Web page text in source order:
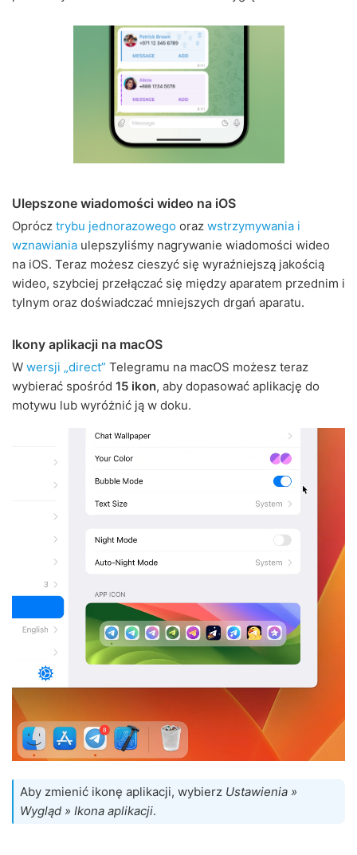
Ulepszone wiadomości wideo na iOS
Oprócz trybu jednorazowego oraz wstrzymywania i
wznawiania ulepszyliśmy nagrywanie wiadomości wideo
na iOS. Teraz możesz cieszyć się wyraźniejszą jakością
wideo, szybciej przełączać się między aparatem przednim i
tylnym oraz doświadczać mniejszych drgań aparatu.
Ikony aplikacji na macOS
W wersji „direct” Telegramu na macOS możesz teraz
wybierać spośród 15 ikon, aby dopasować aplikację do
motywu lub wyróżnić ją w doku.
Aby zmienić ikonę aplikacji, wybierz Ustawienia »
Wygląd » Ikona aplikacji.